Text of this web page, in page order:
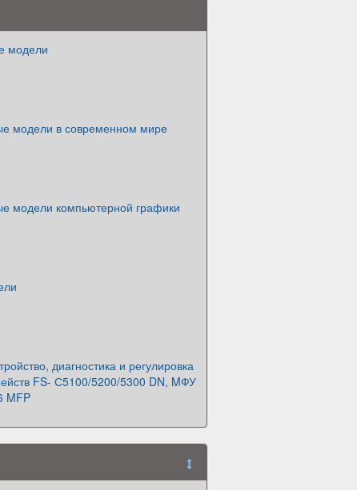
модели
модели в современном мире
модели компьютерной графики
диагностика и регулировка
FS- С5100/5200/5300 DN, MФУ
MFP